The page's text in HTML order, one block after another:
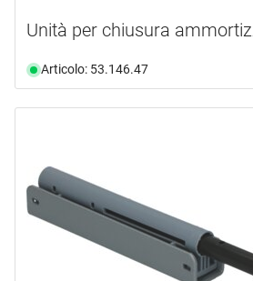
Unità per chiusura
Articolo: 53.146.47